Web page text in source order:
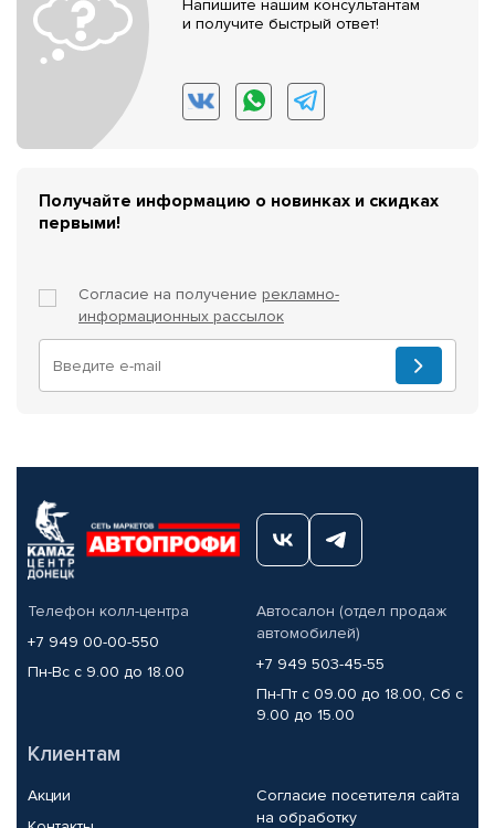
Напишите нашим консультантам
и получите быстрый ответ!
Получайте информацию о новинках и скидках
первыми!
Согласие на получение рекламно-
информационных рассылок
Телефон колл-центра
+7 949 00-00-550
Пн-Вс с 9.00 до 18.00
Автосалон (отдел продаж
автомобилей)
+7 949 503-45-55
Пн-Пт с 09.00 до 18.00, Сб с
9.00 до 15.00
Клиентам
Акции
Согласие посетителя сайта
на обработку